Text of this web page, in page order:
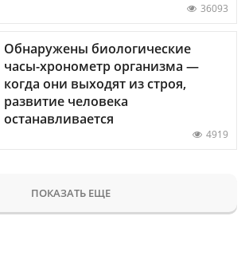
36093
Обнаружены биологические
часы-хронометр организма —
когда они выходят из строя,
развитие человека
останавливается
4919
ПОКАЗАТЬ ЕЩЕ